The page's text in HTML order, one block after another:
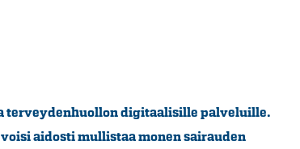
terveydenhuollon digitaalisille palveluille.
aidosti mullistaa monen sairauden